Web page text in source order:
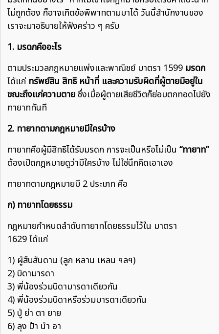
ไม่ถูกต้อง ก็อาจเกิดข้อพิพาทตามมาได้ วันนี้สำนักงานของ
เราจะมาอธิบายให้ฟังคร่าว ๆ ครับ
1. มรดกคืออะไร
ตามประมวลกฎหมายแพ่งและพาณิชย์ มาตรา 1599 มรดก
ได้แก่ ทรัพย์สิน สิทธิ หน้าที่ และความรับผิดที่ผู้ตายมีอยู่ใน
ขณะถึงแก่ความตายซึ่งเมื่อผู้ตายเสียชีวิตก็ย่อมตกทอดไปยัง
ทายาททันที
2. ทายาทตามกฎหมายมีใครบ้าง
ทายาทคือผู้มีสิทธิได้รับมรดก การจะเป็นหรือไม่เป็น “ทายาท”
ต้องเปิดกฎหมายดูว่ามีใครบ้าง ไม่ใช่นึกคิดเอาเอง
ทายาทตามกฎหมายมี 2 ประเภท คือ
ก) ทายาทโดยธรรม
กฎหมายกำหนดลำดับทายาทโดยธรรมไว้ใน มาตรา
1629 ได้แก่
1) ผู้สืบสันดาน (ลูก หลาน เหลน ฯลฯ)
2) บิดามารดา
3) พี่น้องร่วมบิดามารดาเดียวกัน
4) พี่น้องร่วมบิดาหรือร่วมมารดาเดียวกัน
5) ปู่ ย่า ตา ยาย
6) ลุง ป้า น้า อา